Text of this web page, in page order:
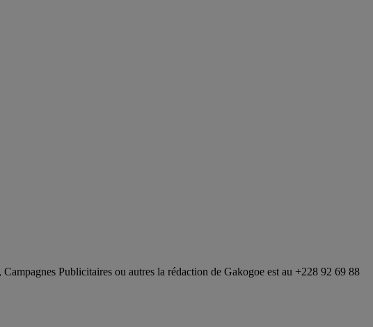
Publicitaires ou autres la rédaction de Gakogoe est au +228 92 69 88